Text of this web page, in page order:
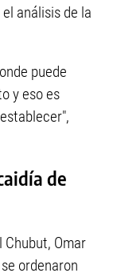
análisis de la
puede
y eso es
de
Chubut, Omar
ordenaron